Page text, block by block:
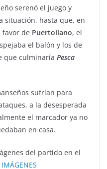
serenó el juego y
situación, hasta que, en
de Puertollano, el
el balón y los de
que culminaría Pesca
sufrían para
a la desesperada
el marcador ya no
en casa.
del partido en el